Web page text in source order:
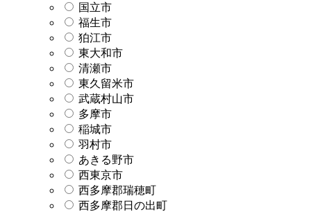
国立市
福生市
狛江市
東大和市
清瀬市
東久留米市
武蔵村山市
多摩市
稲城市
羽村市
あきる野市
西東京市
西多摩郡瑞穂町
西多摩郡日の出町